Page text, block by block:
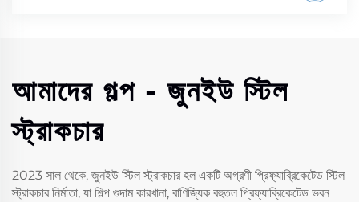
আমাদের গল্প - জুনইউ স্টিল
স্ট্রাকচার
2023 সাল থেকে, জুনইউ স্টিল স্ট্রাকচার হল একটি অগ্রণী প্রিফ্যাব্রিকেটেড স্টিল
স্ট্রাকচার নির্মাতা, যা শিল্প গুদাম কারখানা, বাণিজ্যিক বহুতল প্রিফ্যাব্রিকেটেড ভবন